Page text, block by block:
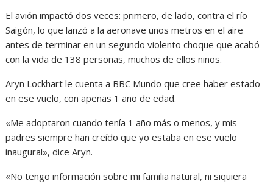
El avión impactó dos veces: primero, de lado, contra el río
Saigón, lo que lanzó a la aeronave unos metros en el aire
antes de terminar en un segundo violento choque que acabó
con la vida de 138 personas, muchos de ellos niños.
Aryn Lockhart le cuenta a BBC Mundo que cree haber estado
en ese vuelo, con apenas 1 año de edad.
«Me adoptaron cuando tenía 1 año más o menos, y mis
padres siempre han creído que yo estaba en ese vuelo
inaugural», dice Aryn.
«No tengo información sobre mi familia natural, ni siquiera